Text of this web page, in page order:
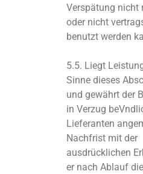
Verspätung nicht
oder nicht
benutzt werden
5.5. Liegt
Sinne dieses
und gewährt der
in Verzug
Lieferanten
Nachfrist mit der
ausdrücklichen
er nach Ablauf